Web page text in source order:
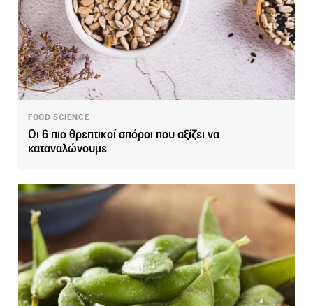
FOOD SCIENCE
Οι 6 πιο θρεπτικοί σπόροι που αξίζει να
καταναλώνουμε